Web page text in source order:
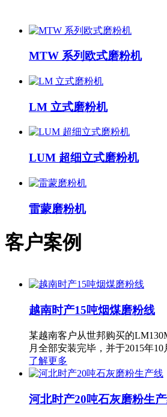
MTW 系列欧式磨粉机
LM 立式磨粉机
LUM 超细立式磨粉机
雷蒙磨粉机
客户案例
越南时产15吨烟煤磨粉线
某越南客户从世邦购买的
月全部安装完毕，并于2015年10
了解更多
河北时产20吨石灰磨粉生